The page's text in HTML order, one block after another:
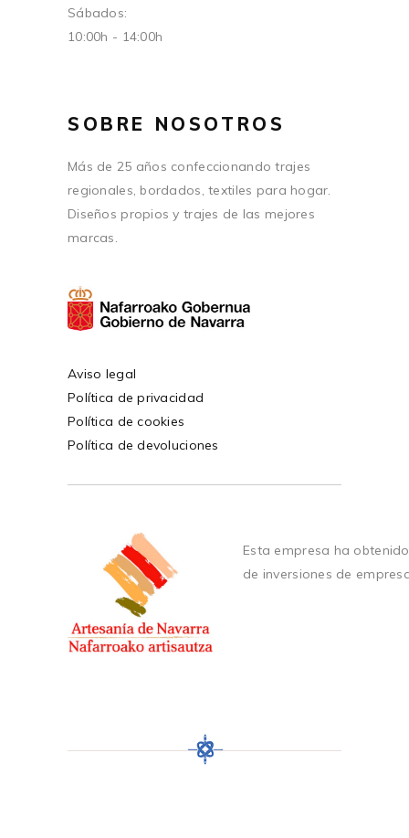
Sábados:
10:00h - 14:00h
SOBRE NOSOTROS
Más de 25 años confeccionando trajes
regionales, bordados, textiles para hogar.
Diseños propios y trajes de las mejores
marcas.
Aviso legal
Política de privacidad
Política de cookies
Política de devoluciones
Esta empresa ha
de inversiones de